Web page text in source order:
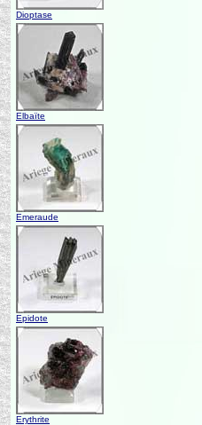
Dioptase
Elbaïte
Emeraude
Epidote
Erythrite